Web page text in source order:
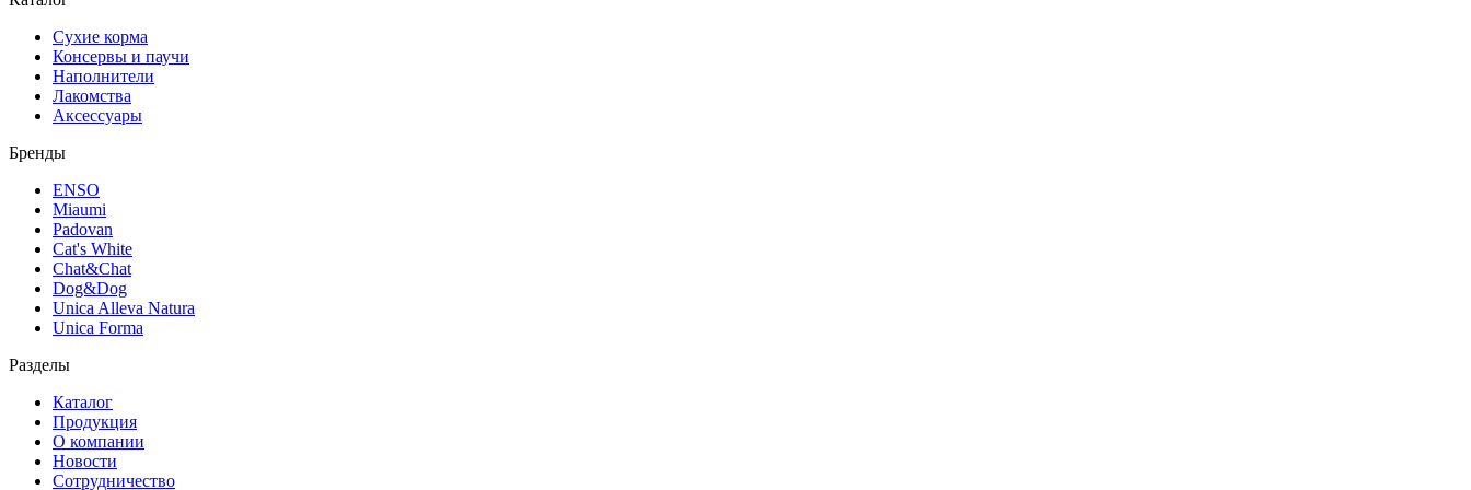
Сухие корма
Консервы и паучи
Наполнители
Лакомства
Аксессуары
Бренды
ENSO
Miaumi
Padovan
Cat's White
Chat&Chat
Dog&Dog
Unica Alleva Natura
Unica Forma
Разделы
Каталог
Продукция
О компании
Новости
Сотрудничество